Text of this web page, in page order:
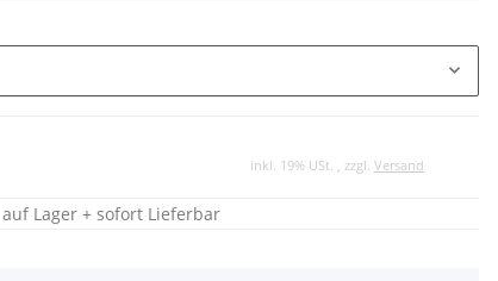
inkl. 19% USt. , zzgl. Versand
auf Lager + sofort Lieferbar